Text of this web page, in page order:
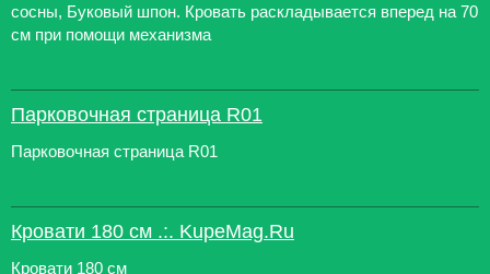
сосны, Буковый шпон. Кровать раскладывается вперед на 70
см при помощи механизма
Парковочная страница R01
Парковочная страница R01
Кровати 180 см .:. KupeMag.Ru
Кровати 180 см